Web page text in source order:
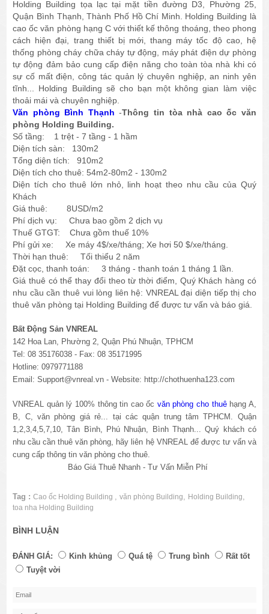
Holding Building tọa lạc tại mặt tiền đường D3, Phường 25,
Quận Bình Thạnh, Thành Phố Hồ Chí Minh. Holding Building là
cao ốc văn phòng hạng C với thiết kế thông thoáng, theo phong
cách hiện đại, trang thiết bị mới, thang máy tốc độ cao, hệ
thống phòng cháy chữa cháy tự động, máy phát điện dự phòng
tự động đảm bảo cung cấp điện năng cho toàn tòa nhà khi có
sự cố mất điện, công tác quản lý chuyên nghiệp, an ninh yên
tĩnh... Holding Building sẽ cho bạn một không gian làm việc
thoải mái và chuyên nghiệp.
Văn phòng Bình Thạnh -Thông tin tòa nhà cao ốc văn
phòng Holding Building.
Số tầng: 1 trệt - 7 tầng - 1 hầm
Diện tích sàn: 130m2
Tổng diện tích: 910m2
Diện tích cho thuê: 54m2-80m2 - 130m2
Diện tích cho thuê lớn nhỏ, linh hoạt theo nhu cầu của Quý
Khách
Giá thuê: 8USD/m2
Phí dịch vụ: Chưa bao gồm 2 dịch vụ
Thuế GTGT: Chưa gồm thuế 10%
Phí gửi xe: Xe máy 4$/xe/tháng; Xe hơi 50 $/xe/tháng.
Thời hạn thuê: Tối thiểu 2 năm
Đặt cọc, thanh toán: 3 tháng - thanh toán 1 tháng 1 lần.
Giá thuê có thể thay đổi theo từ thời điểm, Quý Khách hàng có
nhu cầu cần thuê vui lòng liên hệ: VNREAL đại diện tiếp thị cho
thuê văn phòng tại Holding Building để được tư vấn và báo giá.
Bất Động Sản VNREAL
142 Hoa Lan, Phường 2, Quận Phú Nhuận, TPHCM
Tel: 08 35176038 - Fax: 08 35171995
Hotline: 0979771188
Email: Support@vnreal.vn - Website: http://chothuenha123.com
VNREAL quản lý 100% thông tin cao ốc văn phòng cho thuêhạng A,
B, C, văn phòng giá rẻ... tại các quận trung tâm TPHCM. Quận
1,2,3,4,5,7,10, Tân Bình, Phú Nhuận, Bình Thạnh... Quý khách có
nhu cầu cần thuê văn phòng, hãy liên hệ VNREAL để được tư vấn và
cung cấp thông tin văn phòng cho thuê.
Báo Giá Thuê Nhanh - Tư Vấn Miễn Phí
Tag : Cao ốc Holding Building ,văn phòng Building, Holding Building,
toa nha Holding Building
BÌNH LUẬN
ĐÁNH GIÁ: Kinh khủng Quá tệ Trung bình
Rất tốt
Tuyệt vời